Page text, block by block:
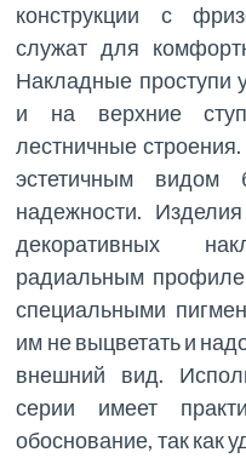
конструкции с
служат для
Накладные проступи
и на верхние
лестничные
эстетичным видом
надежности.
декоративных
радиальным
специальными
им не выцветать и
внешний вид.
серии имеет
обоснование, так как